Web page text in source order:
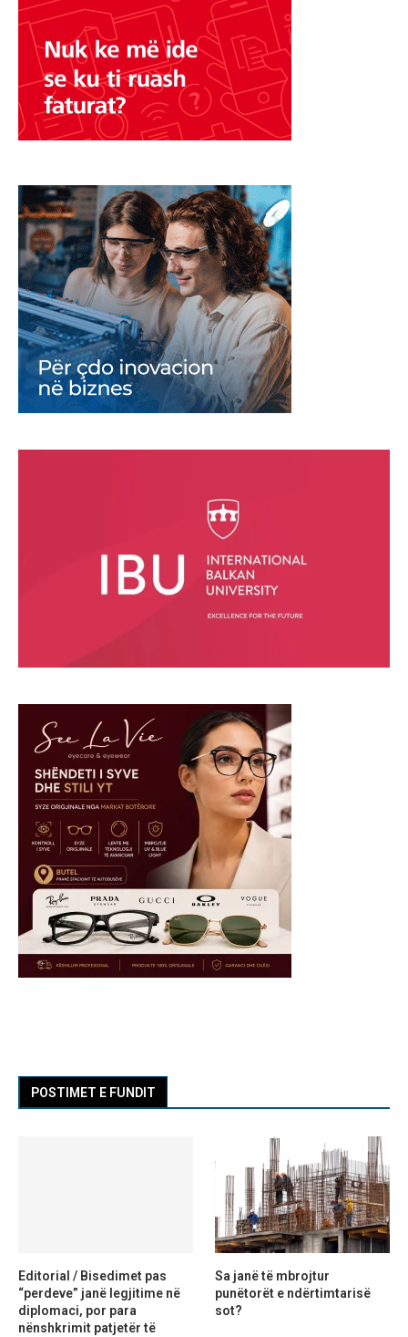
POSTIMET E FUNDIT
Editorial / Bisedimet pas
“perdeve” janë legjitime në
diplomaci, por para
nënshkrimit patjetër të
Sa janë të mbrojtur
punëtorët e ndërtimtarisë
sot?